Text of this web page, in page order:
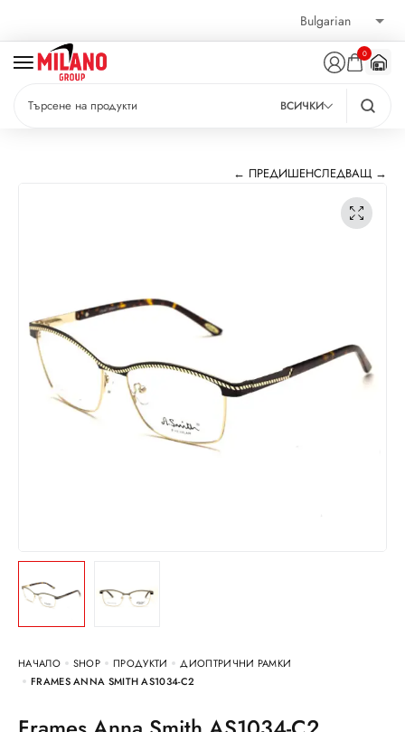
0
ВСИЧКИ
← ПРЕДИШЕНСЛЕДВАЩ →
НАЧАЛО SHOP ПРОДУКТИ
ДИОПТРИЧНИ РАМКИ
FRAMES ANNA SMITH AS1034-C2